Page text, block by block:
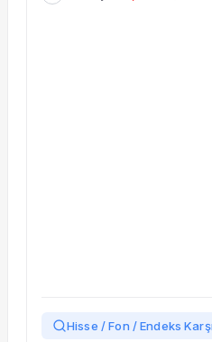
Hisse / Fon / Endeks